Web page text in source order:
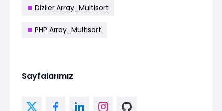
Diziler Array_Multisort
PHP Array_Multisort
Sayfalarımız